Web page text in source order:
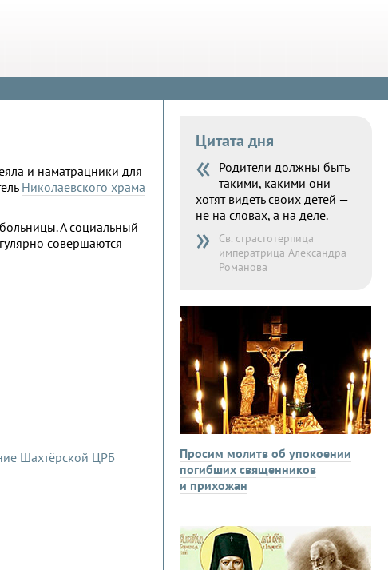
и наматрацники для
Николаевского храма
А социальный
совершаются
Цитата дня
« Родители должны быть
такими, какими они
хотят видеть своих детей —
не на словах, а на деле.
»
Св. страстотерпица
императрица Александра
Романова
Просим молитв об упокоении
погибших священников
и прихожан